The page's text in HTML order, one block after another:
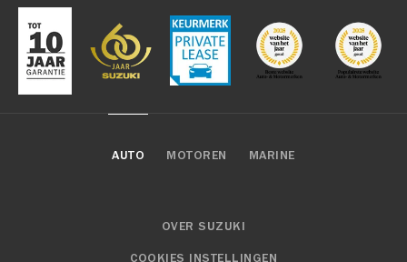
AUTO MOTOREN MARINE
OVER SUZUKI
COOKIES INSTELLINGEN